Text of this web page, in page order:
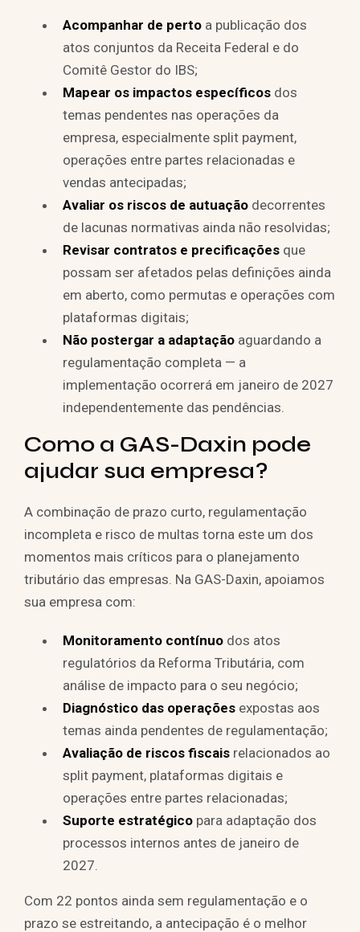
Acompanhar de perto a publicação dos
atos conjuntos da Receita Federal e do
Comitê Gestor do IBS;
Mapear os impactos específicos dos
temas pendentes nas operações da
empresa, especialmente split payment,
operações entre partes relacionadas e
vendas antecipadas;
Avaliar os riscos de autuação decorrentes
de lacunas normativas ainda não resolvidas;
Revisar contratos e precificações que
possam ser afetados pelas definições ainda
em aberto, como permutas e operações com
plataformas digitais;
Não postergar a adaptação aguardando a
regulamentação completa — a
implementação ocorrerá em janeiro de 2027
independentemente das pendências.
Como a GAS-Daxin pode
ajudar sua empresa?
A combinação de prazo curto, regulamentação
incompleta e risco de multas torna este um dos
momentos mais críticos para o planejamento
tributário das empresas. Na GAS-Daxin, apoiamos
sua empresa com:
Monitoramento contínuo dos atos
regulatórios da Reforma Tributária, com
análise de impacto para o seu negócio;
Diagnóstico das operações expostas aos
temas ainda pendentes de regulamentação;
Avaliação de riscos fiscais relacionados ao
split payment, plataformas digitais e
operações entre partes relacionadas;
Suporte estratégico para adaptação dos
processos internos antes de janeiro de
2027.
Com 22 pontos ainda sem regulamentação e o
prazo se estreitando, a antecipação é o melhor